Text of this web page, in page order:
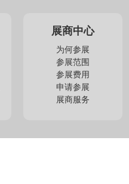
展商中心
为何参展
参展范围
参展费用
申请参展
展商服务